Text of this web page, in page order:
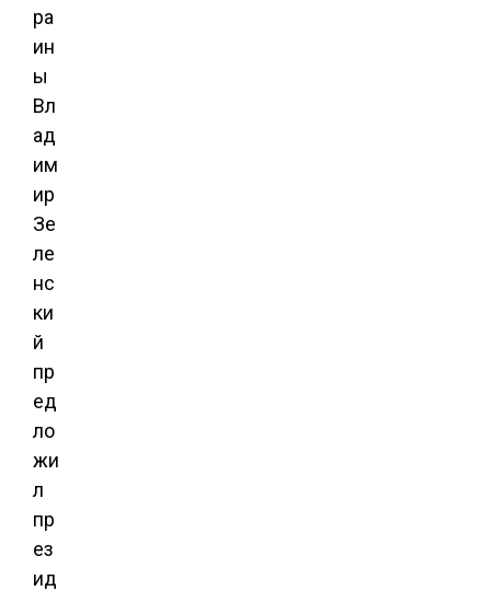
ра
ин
ы
Вл
ад
им
ир
Зе
ле
нс
ки
й
пр
ед
ло
жи
л
пр
ез
ид